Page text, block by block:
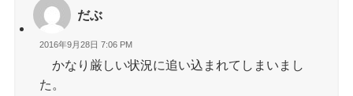
だぶ
2016年9月28日 7:06 PM
かなり厳しい状況に追い込まれてしまいまし
た。